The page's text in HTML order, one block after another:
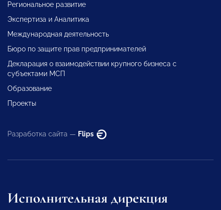
Региональное развитие
Экспертиза и Аналитика
Международная деятельность
Бюро по защите прав предпринимателей
Декларация о взаимодействии крупного бизнеса с
субъектами МСП
Образование
Проекты
Разработка сайта — Flips
Исполнительная дирекция